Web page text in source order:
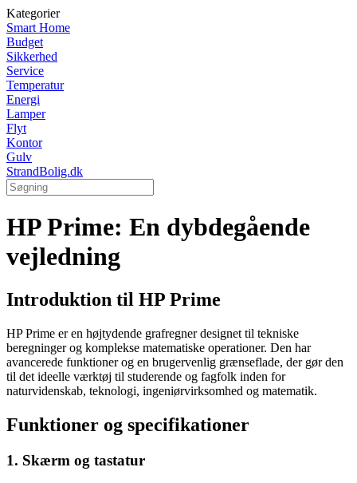
Kategorier
Smart Home
Budget
Sikkerhed
Service
Temperatur
Energi
Lamper
Flyt
Kontor
Gulv
StrandBolig.dk
HP Prime: En dybdegående
vejledning
Introduktion til HP Prime
HP Prime er en højtydende grafregner designet til tekniske
beregninger og komplekse matematiske operationer. Den har
avancerede funktioner og en brugervenlig grænseflade, der gør den
til det ideelle værktøj til studerende og fagfolk inden for
naturvidenskab, teknologi, ingeniørvirksomhed og matematik.
Funktioner og specifikationer
1. Skærm og tastatur